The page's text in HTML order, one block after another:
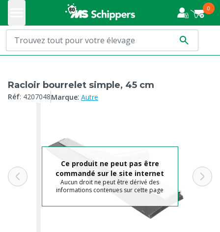
0
Racloir bourrelet simple, 45 cm
Réf: 4207048Marque: Autre
Ce produit ne peut pas être
commandé sur le site internet
Aucun droit ne peut être dérivé des
informations contenues sur cette page